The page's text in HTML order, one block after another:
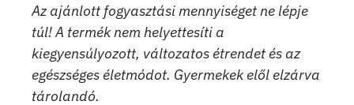
Az ajánlott fogyasztási mennyiséget ne lépje
túl! A termék nem helyettesíti a
kiegyensúlyozott, változatos étrendet és az
egészséges életmódot. Gyermekek elől elzárva
tárolandó.